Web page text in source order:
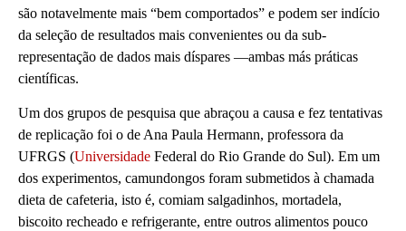
são notavelmente mais “bem comportados” e podem ser indício
da seleção de resultados mais convenientes ou da sub-
representação de dados mais díspares —ambas más práticas
científicas.
Um dos grupos de pesquisa que abraçou a causa e fez tentativas
de replicação foi o de Ana Paula Hermann, professora da
UFRGS (Universidade Federal do Rio Grande do Sul). Em um
dos experimentos, camundongos foram submetidos à chamada
dieta de cafeteria, isto é, comiam salgadinhos, mortadela,
biscoito recheado e refrigerante, entre outros alimentos pouco